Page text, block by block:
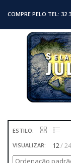
COMPRE PELO TEL: 32
ESTILO:
VISUALIZAR:
12 24